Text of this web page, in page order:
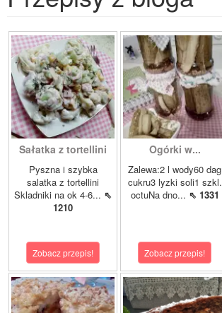
Sałatka z tortellini
Pyszna i szybka
salatka z tortellini
Skladniki na ok 4-6... ⇖
1210
Zobacz przepis!
Ogórki w...
Zalewa:2 l wody60 dag
cukru3 lyzki soli1 szkl.
octuNa dno... ⇖ 1331
Zobacz przepis!